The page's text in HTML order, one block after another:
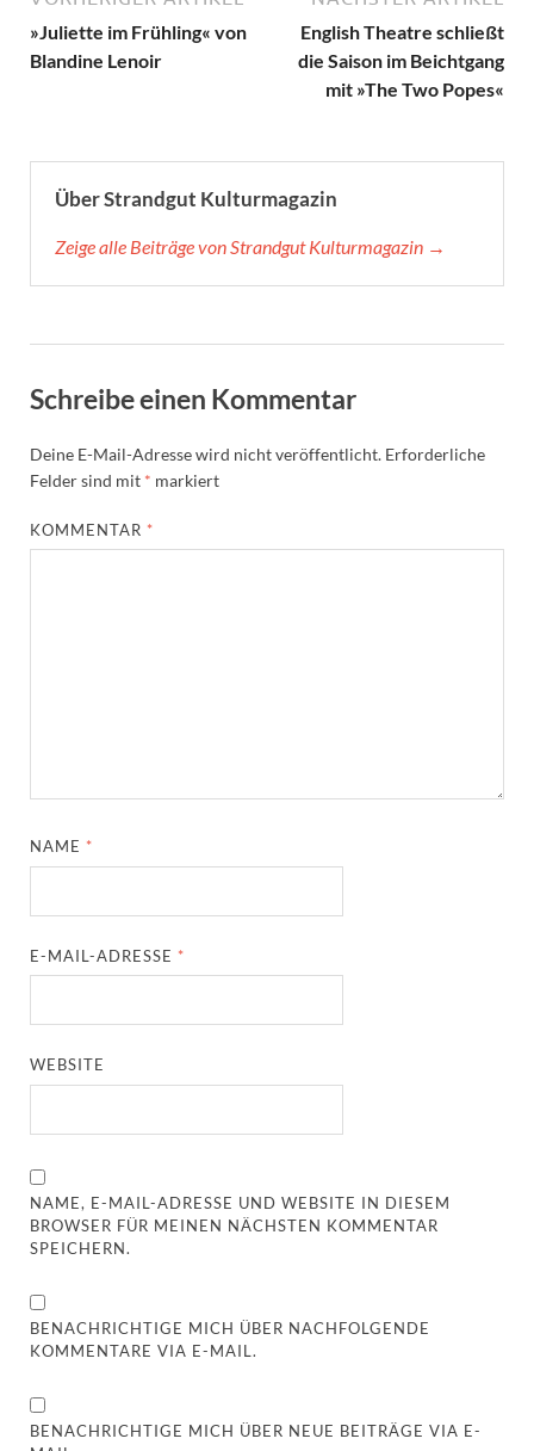
»Juliette im Frühling« von
Blandine Lenoir
English Theatre schließt
die Saison im Beichtgang
mit »The Two Popes«
Über Strandgut Kulturmagazin
Zeige alle Beiträge von Strandgut Kulturmagazin →
Schreibe einen Kommentar
Deine E-Mail-Adresse wird nicht veröffentlicht. Erforderliche
Felder sind mit * markiert
KOMMENTAR *
NAME *
E-MAIL-ADRESSE *
WEBSITE
NAME, E-MAIL-ADRESSE UND WEBSITE IN DIESEM
BROWSER FÜR MEINEN NÄCHSTEN KOMMENTAR
SPEICHERN.
BENACHRICHTIGE MICH ÜBER NACHFOLGENDE
KOMMENTARE VIA E-MAIL.
BENACHRICHTIGE MICH ÜBER NEUE BEITRÄGE VIA E-